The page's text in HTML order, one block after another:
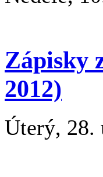
Zápisky
2012)
Úterý, 28.